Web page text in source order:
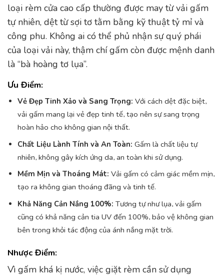
loại rèm cửa cao cấp thường được may từ vải gấm
tự nhiên, dệt từ sợi tơ tằm bằng kỹ thuật tỷ mỉ và
công phu. Không ai có thể phủ nhận sự quý phái
của loại vải này, thậm chí gấm còn được mệnh danh
là “bà hoàng tơ lụa”.
Ưu Điểm:
Vẻ Đẹp Tinh Xảo và Sang Trọng: Với cách dệt đặc biệt,
vải gấm mang lại vẻ đẹp tinh tế, tạo nên sự sang trọng
hoàn hảo cho không gian nội thất.
Chất Liệu Lành Tính và An Toàn: Gấm là chất liệu tự
nhiên, không gây kích ứng da, an toàn khi sử dụng.
Mềm Mịn và Thoáng Mát: Vải gấm có cảm giác mềm mịn,
tạo ra không gian thoáng đãng và tinh tế.
Khả Năng Cản Nắng 100%: Tương tự như lụa, vải gấm
cũng có khả năng cản tia UV đến 100%, bảo vệ không gian
bên trong khỏi tác động của ánh nắng mặt trời.
Nhược Điểm:
Vì gấm khá kị nước, việc giặt rèm cần sử dụng